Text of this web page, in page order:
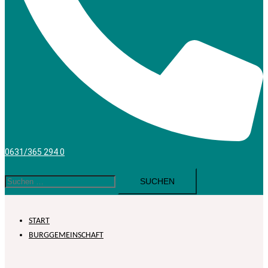
0631/365 294 0
Suchen
nach:
START
BURGGEMEINSCHAFT